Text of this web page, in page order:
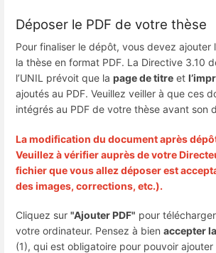
Déposer le PDF de votre thèse
Pour finaliser le dépôt, vous devez
la thèse en format PDF. La Directive 3.10
l’UNIL prévoit que la page de titre et
ajoutés au PDF. Veuillez veiller à que ces
intégrés au PDF de votre thèse avant son
La modification du document après
Veuillez à vérifier auprès de votre
fichier que vous allez déposer est
des images, corrections, etc.).
Cliquez sur "Ajouter PDF" pour
votre ordinateur. Pensez à bien accepter
(1), qui est obligatoire pour pouvoir